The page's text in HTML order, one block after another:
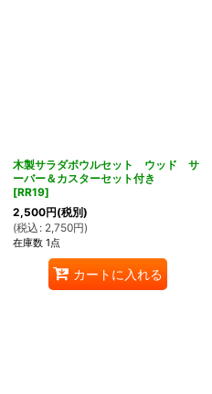
木製サラダボウルセット ウッド サ
ーバー＆カスターセット付き
[RR19]
2,500円(税別)
(税込 : 2,750円)
在庫数 1点
カートに入れる